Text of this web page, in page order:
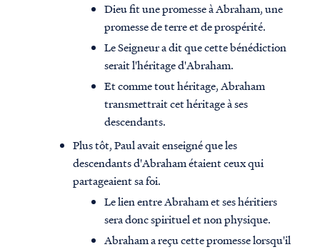
Dieu fit une promesse à Abraham, une
promesse de terre et de prospérité.
Le Seigneur a dit que cette bénédiction
serait l'héritage d'Abraham.
Et comme tout héritage, Abraham
transmettrait cet héritage à ses
descendants.
Plus tôt, Paul avait enseigné que les
descendants d'Abraham étaient ceux qui
partageaient sa foi.
Le lien entre Abraham et ses héritiers
sera donc spirituel et non physique.
Abraham a reçu cette promesse lorsqu'il